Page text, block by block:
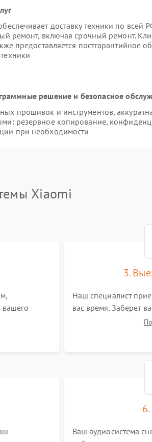
доставку техники по всей
ремонт, включая срочный ремонт.
предоставляется постгарантийное
решение и безопасное
прошивок и инструментов,
резервное копирование,
при необходимости
Xiaomi
вашего
ваши
3.
Наш специалист
вас время. Заберет
привезет на склад
Ваш аудиосистема